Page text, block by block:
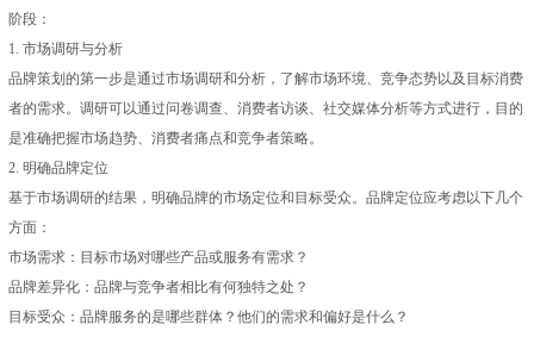
阶段：
1. 市场调研与分析
品牌策划的第一步是通过市场调研和分析，了解市场环境、竞争态势以及目标消费
者的需求。调研可以通过问卷调查、消费者访谈、社交媒体分析等方式进行，目的
是准确把握市场趋势、消费者痛点和竞争者策略。
2. 明确品牌定位
基于市场调研的结果，明确品牌的市场定位和目标受众。品牌定位应考虑以下几个
方面：
市场需求：目标市场对哪些产品或服务有需求？
品牌差异化：品牌与竞争者相比有何独特之处？
目标受众：品牌服务的是哪些群体？他们的需求和偏好是什么？